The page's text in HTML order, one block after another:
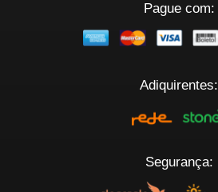
Pague com:
Adiquirentes:
Segurança: